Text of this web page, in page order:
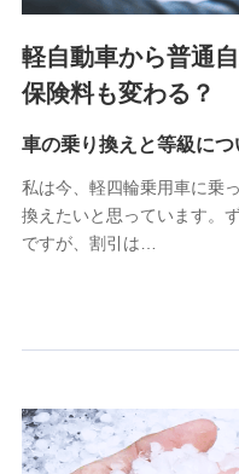
スマートプラス少額
チューリッヒ少額短
(https://
(https://
(https://pshoken.co.jp/)
リトルファミリー少
(https://www.littlefamily-
郵便、電話、およびＥメ
た維持管理等の委託業務
連する当社および提携会
（なお、当社は複数の保
軽自動車から普通
保険料も変わる？
車の乗り換えと等級につ
私は今、軽四輪乗用車に乗
換えたいと思っています。
ですが、割引は…